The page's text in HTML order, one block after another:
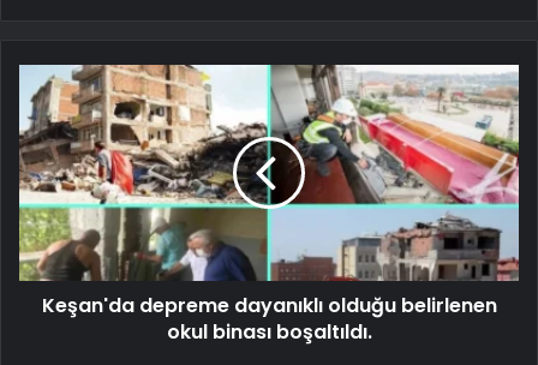
Keşan'da depreme dayanıklı olduğu belirlenen
okul binası boşaltıldı.